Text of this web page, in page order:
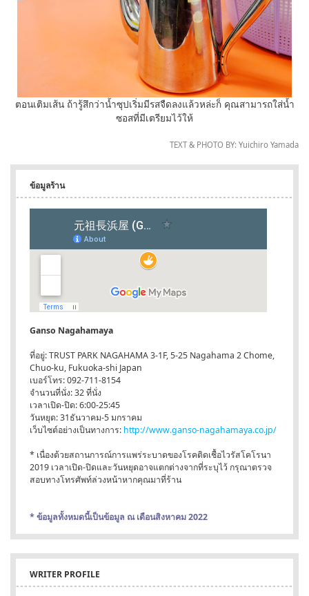
ตอนเติมเส้น ถ้ารู้สึกว่าน้ำซุปเริ่มมีรสจืดลงแล้วหล่ะก็ คุณสามารถใส่น้ำ
ซอสที่มีเตรียมไว้ให้
TEXT & PHOTO BY: Yuichiro Yamada
ข้อมูลร้าน
Ganso Nagahamaya
ที่อยู่: TRUST PARK NAGAHAMA 3-1F, 5-25 Nagahama 2 Chome,
Chuo-ku, Fukuoka-shi Japan
เบอร์โทร: 092-711-8154
จำนวนที่นั่ง: 32 ที่นั่ง
เวลาเปิด-ปิด: 6:00-25:45
วันหยุด: 31ธันวาคม-5 มกราคม
เว็บไซต์อย่างเป็นทางการ: http://www.ganso-nagahamaya.co.jp/
* เนื่องด้วยสถานการณ์การแพร่ระบาดของโรคติดเชื้อไวรัสโคโรนา
2019 เวลาเปิด-ปิดและวันหยุดอาจแตกต่างจากที่ระบุไว้ กรุณาตรวจ
สอบทางโทรศัพท์ล่วงหน้าหากคุณมาที่ร้าน
* ข้อมูลทั้งหมดนี้เป็นข้อมูล ณ เดือนสิงหาคม 2022
WRITER PROFILE